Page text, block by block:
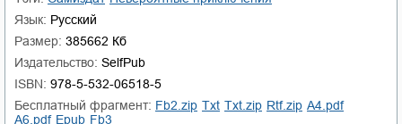
Язык: Русский
Размер: 385662 Кб
Издательство: SelfPub
ISBN: 978-5-532-06518-5
Бесплатный фрагмент:
fb2.zip txt txt.zip rtf.zip
a4.pdf
a6.pdf
epub fb3